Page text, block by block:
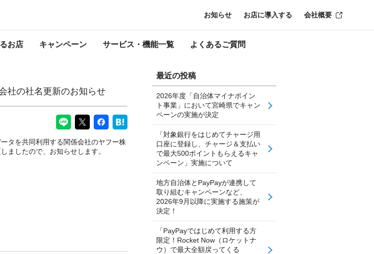
お店 キャンペーン サービス・機能一覧 よくあるご質問
お知らせ お店に導入する 会社概要
からのお知らせ
社の社名更新のお知らせ
タを共同利用する関係会社のヤフー株
ましたので、お知らせします。
最近の投稿
2026年度「自治体マイナポイン
ト事業」において宮崎県でキャン
ペーンの実施が決定
「対象銀行をはじめてチャージ用
口座に登録し、チャージ＆支払い
で最大500ポイントもらえるキャ
ンペーン」実施について
地方自治体とPayPayが連携して
取り組むキャンペーンなど、
2026年9月以降に実施する施策が
決定！
「PayPayではじめて利用する方
限定！Rocket Now（ロケットナ
ウ）で最大全額戻ってくる